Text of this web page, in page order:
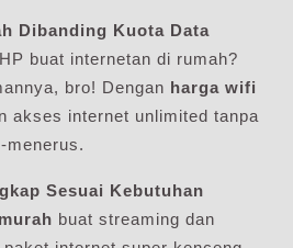
Dibanding Kuota Data
buat internetan di rumah?
bro! Dengan harga wifi
akses internet unlimited tanpa
menerus.
Sesuai Kebutuhan
buat streaming dan